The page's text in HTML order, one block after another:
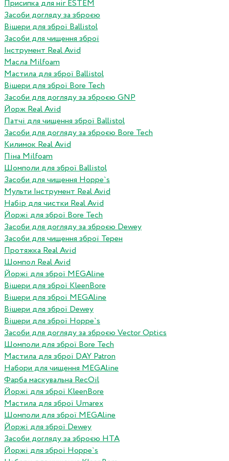
Присипка для ніг ESTEM
Засоби догляду за зброєю
Вішери для зброї Ballistol
Засоби для чищення зброї
Інструмент Real Avid
Масла Milfoam
Мастила для зброї Ballistol
Вішери для зброї Bore Tech
Засоби для догляду за зброєю GNP
Йорж Real Avid
Патчі для чищення зброї Ballistol
Засоби для догляду за зброєю Bore Tech
Килимок Real Avid
Піна Milfoam
Шомполи для зброї Ballistol
Засоби для чищення Hoppe`s
Мульти Інструмент Real Avid
Набір для чистки Real Avid
Йоржі для зброї Bore Tech
Засоби для догляду за зброєю Dewey
Засоби для чищення зброї Терен
Протяжка Real Avid
Шомпол Real Avid
Йоржі для зброї MEGAline
Вішери для зброї KleenBore
Вішери для зброї MEGAline
Вішери для зброї Dewey
Вішери для зброї Hoppe`s
Засоби для догляду за зброєю Vector Optics
Шомполи для зброї Bore Tech
Мастила для зброї DAY Patron
Набори для чищення MEGAline
Фарба маскувальна RecOil
Йоржі для зброї KleenBore
Мастила для зброї Umarex
Шомполи для зброї MEGAline
Йоржі для зброї Dewey
Засоби догляду за зброєю HTA
Йоржі для зброї Hoppe`s